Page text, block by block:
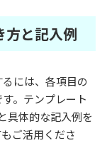
方と記入例
には、各項目の
。テンプレート
具体的な記入例を
ご活用くださ